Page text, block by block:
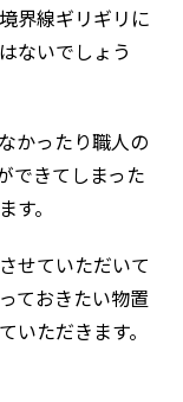
界線ギリギリに
ないでしょう
かったり職人の
できてしまった
す。
せていただいて
ておきたい物置
いただきます。